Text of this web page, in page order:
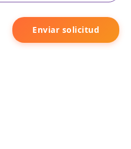
Enviar solicitud